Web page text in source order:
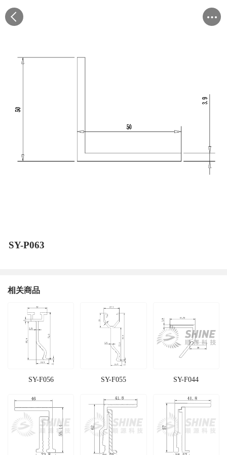
SY-P063
相关商品
SY-F056 SY-F055 SY-F044